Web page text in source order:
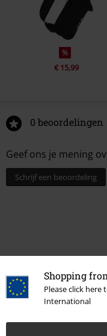
Shopping
Please click
International
%
€ 15,99
0 beoordelingen
Geef ons je mening
Schrijf een beoordeling